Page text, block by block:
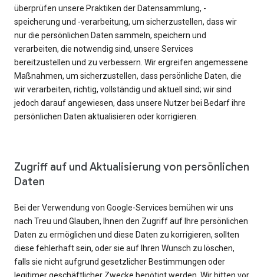
überprüfen unsere Praktiken der Datensammlung, -
speicherung und -verarbeitung, um sicherzustellen, dass wir
nur die persönlichen Daten sammeln, speichern und
verarbeiten, die notwendig sind, unsere Services
bereitzustellen und zu verbessern. Wir ergreifen angemessene
Maßnahmen, um sicherzustellen, dass persönliche Daten, die
wir verarbeiten, richtig, vollständig und aktuell sind; wir sind
jedoch darauf angewiesen, dass unsere Nutzer bei Bedarf ihre
persönlichen Daten aktualisieren oder korrigieren.
Zugriff auf und Aktualisierung von persönlichen
Daten
Bei der Verwendung von Google-Services bemühen wir uns
nach Treu und Glauben, Ihnen den Zugriff auf Ihre persönlichen
Daten zu ermöglichen und diese Daten zu korrigieren, sollten
diese fehlerhaft sein, oder sie auf Ihren Wunsch zu löschen,
falls sie nicht aufgrund gesetzlicher Bestimmungen oder